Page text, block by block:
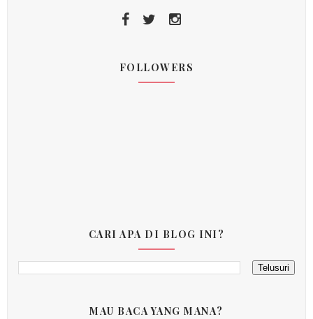
FOLLOWERS
CARI APA DI BLOG INI?
MAU BACA YANG MANA?